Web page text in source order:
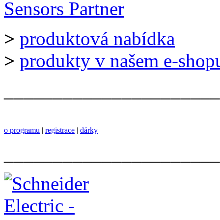
> produktová nabídka
> produkty v našem e-
o programu | registrace | dárky